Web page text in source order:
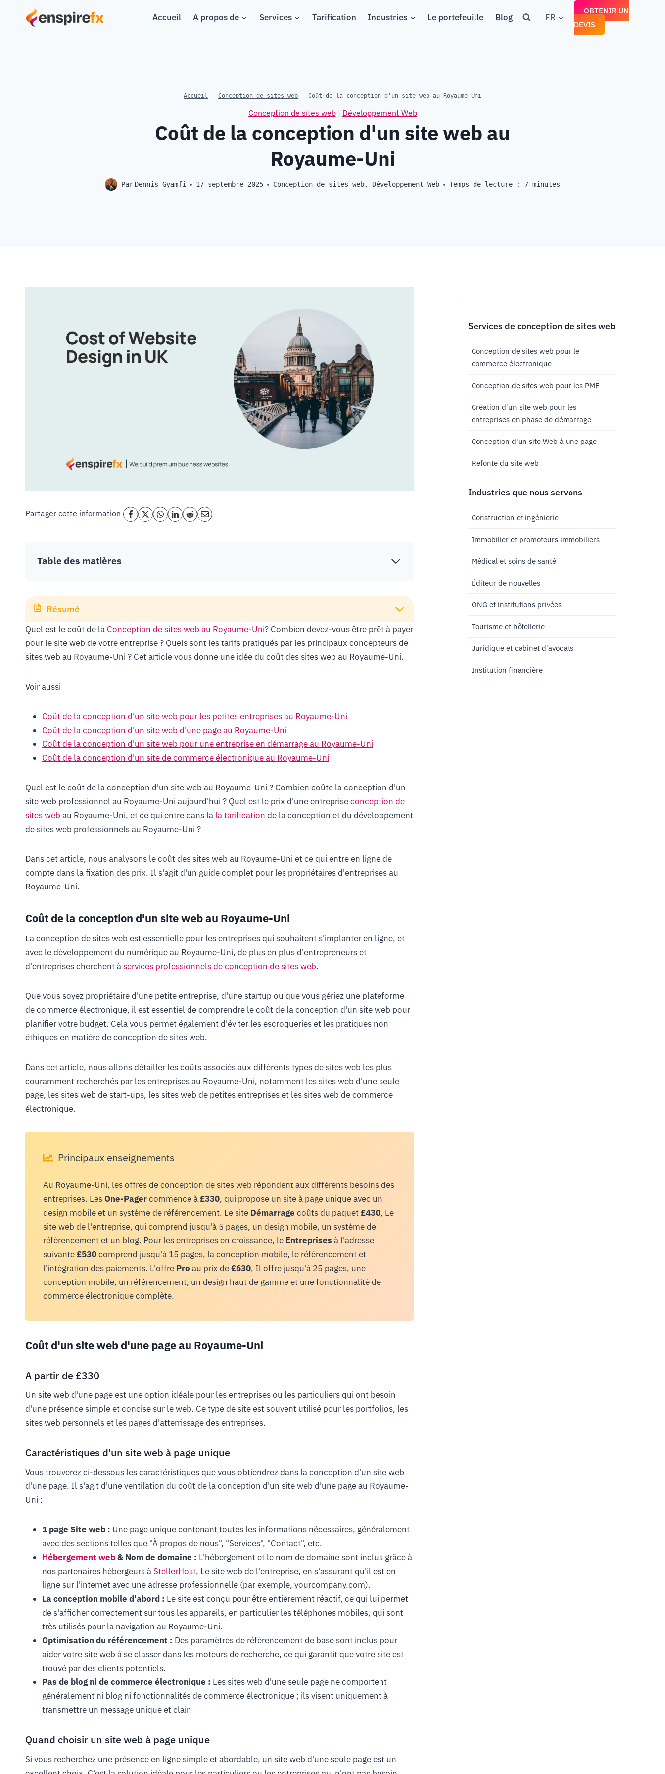
Accueil A propos de Services Tarification Industries Le portefeuille Blog FR
OBTENIR UN
DEVIS
Accueil - Conception de sites web - Coût de la conception d'un site web au Royaume-Uni
Conception de sites web| Développement Web
Coût de la conception d'un site web au
Royaume-Uni
Par Dennis Gyamfi 17 septembre 2025 Conception de sites web, Développement Web Temps de lecture : 7minutes
Partager cette information
Table des matières
Résumé
Quel est le coût de la Conception de sites web au Royaume-Uni? Combien devez-vous être prêt à payer
pour le site web de votre entreprise ? Quels sont les tarifs pratiqués par les principaux concepteurs de
sites web au Royaume-Uni ? Cet article vous donne une idée du coût des sites web au Royaume-Uni.
Voir aussi
Coût de la conception d'un site web pour les petites entreprises au Royaume-Uni
Coût de la conception d'un site web d'une page au Royaume-Uni
Coût de la conception d'un site web pour une entreprise en démarrage au Royaume-Uni
Coût de la conception d'un site de commerce électronique au Royaume-Uni
Quel est le coût de la conception d'un site web au Royaume-Uni ? Combien coûte la conception d'un
site web professionnel au Royaume-Uni aujourd'hui ? Quel est le prix d'une entrepriseconception de
sites web au Royaume-Uni, et ce qui entre dans la la tarification de la conception et du développement
de sites web professionnels au Royaume-Uni ?
Dans cet article, nous analysons le coût des sites web au Royaume-Uni et ce qui entre en ligne de
compte dans la fixation des prix. Il s'agit d'un guide complet pour les propriétaires d'entreprises au
Royaume-Uni.
Coût de la conception d'un site web au Royaume-Uni
La conception de sites web est essentielle pour les entreprises qui souhaitent s'implanter en ligne, et
avec le développement du numérique au Royaume-Uni, de plus en plus d'entrepreneurs et
d'entreprises cherchent àservices professionnels de conception de sites web.
Que vous soyez propriétaire d'une petite entreprise, d'une startup ou que vous gériez une plateforme
de commerce électronique, il est essentiel de comprendre le coût de la conception d'un site web pour
planifier votre budget. Cela vous permet également d'éviter les escroqueries et les pratiques non
éthiques en matière de conception de sites web.
Dans cet article, nous allons détailler les coûts associés aux différents types de sites web les plus
couramment recherchés par les entreprises au Royaume-Uni, notamment les sites web d'une seule
page, les sites web de start-ups, les sites web de petites entreprises et les sites web de commerce
électronique.
Principaux enseignements
Au Royaume-Uni, les offres de conception de sites web répondent aux différents besoins des
entreprises. LesOne-Pagercommence à£330, qui propose un site à page unique avec un
design mobile et un système de référencement. Le site Démarrage coûts du paquet£430, Le
site web de l'entreprise, qui comprend jusqu'à 5 pages, un design mobile, un système de
référencement et un blog. Pour les entreprises en croissance, le Entreprises à l'adresse
suivante£530comprend jusqu'à 15 pages, la conception mobile, le référencement et
l'intégration des paiements. L'offre Pro au prix de£630, Il offre jusqu'à 25 pages, une
conception mobile, un référencement, un design haut de gamme et une fonctionnalité de
commerce électronique complète.
Coût d'un site web d'une page au Royaume-Uni
A partir de £330
Un site web d'une page est une option idéale pour les entreprises ou les particuliers qui ont besoin
d'une présence simple et concise sur le web. Ce type de site est souvent utilisé pour les portfolios, les
sites web personnels et les pages d'atterrissage des entreprises.
Caractéristiques d'un site web à page unique
Vous trouverez ci-dessous les caractéristiques que vous obtiendrez dans la conception d'un site web
d'une page. Il s'agit d'une ventilation du coût de la conception d'un site web d'une page au Royaume-
Uni :
1 page Site web : Une page unique contenant toutes les informations nécessaires, généralement
avec des sections telles que "À propos de nous", "Services", "Contact", etc.
Hébergement web& Nom de domaine : L'hébergement et le nom de domaine sont inclus grâce à
nos partenaires hébergeurs à StellerHost, Le site web de l'entreprise, en s'assurant qu'il est en
ligne sur l'internet avec une adresse professionnelle (par exemple, yourcompany.com).
La conception mobile d'abord : Le site est conçu pour être entièrement réactif, ce qui lui permet
de s'afficher correctement sur tous les appareils, en particulier les téléphones mobiles, qui sont
très utilisés pour la navigation au Royaume-Uni.
Optimisation du référencement : Des paramètres de référencement de base sont inclus pour
aider votre site web à se classer dans les moteurs de recherche, ce qui garantit que votre site est
trouvé par des clients potentiels.
Pas de blog ni de commerce électronique : Les sites web d'une seule page ne comportent
généralement ni blog ni fonctionnalités de commerce électronique ; ils visent uniquement à
transmettre un message unique et clair.
Quand choisir un site web à page unique
Si vous recherchez une présence en ligne simple et abordable, un site web d'une seule page est un
Services de conception de sites web
Conception de sites web pour le
commerce électronique
Conception de sites web pour les PME
Création d'un site web pour les
entreprises en phase de démarrage
Conception d'un site Web à une page
Refonte du site web
Industries que nous servons
Construction et ingénierie
Immobilier et promoteurs immobiliers
Médical et soins de santé
Éditeur de nouvelles
ONG et institutions privées
Tourisme et hôtellerie
Juridique et cabinet d'avocats
Institution financière